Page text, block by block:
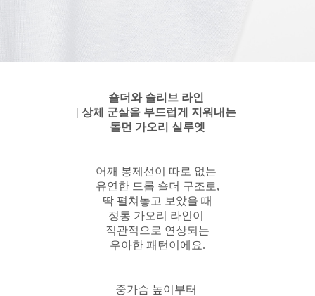
숄더와 슬리브 라인
| 상체 군살을 부드럽게 지워내는
돌먼 가오리 실루엣
어깨 봉제선이 따로 없는
유연한 드롭 숄더 구조로,
딱 펼쳐놓고 보았을 때
정통 가오리 라인이
직관적으로 연상되는
우아한 패턴이에요.
중가슴 높이부터